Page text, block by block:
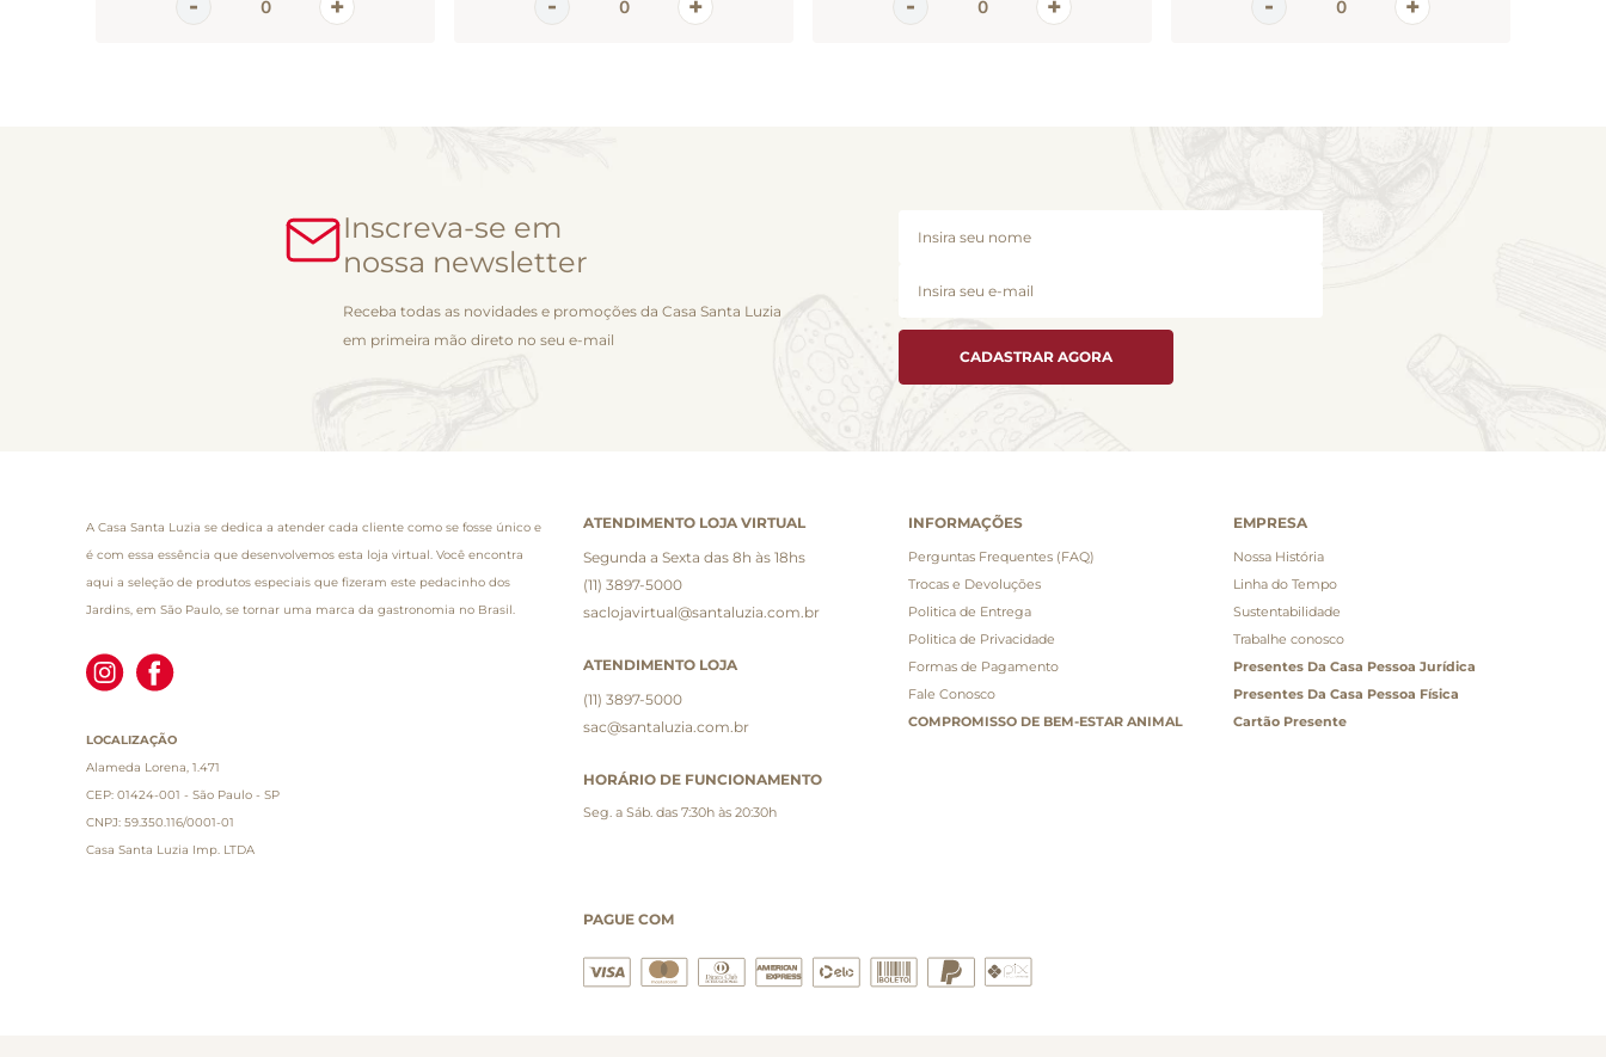
Inscreva-se em
nossa newsletter
Receba todas as novidades e promoções da Casa Santa Luzia
em primeira mão direto no seu e-mail
CADASTRAR AGORA
A Casa Santa Luzia se dedica a atender cada cliente como se fosse único e
é com essa essência que desenvolvemos esta loja virtual. Você encontra
aqui a seleção de produtos especiais que fizeram este pedacinho dos
Jardins, em São Paulo, se tornar uma marca da gastronomia no Brasil.
LOCALIZAÇÃO
Alameda Lorena, 1.471
CEP: 01424-001 - São Paulo - SP
CNPJ: 59.350.116/0001-01
Casa Santa Luzia Imp. LTDA
ATENDIMENTO LOJA VIRTUAL
Segunda a Sexta das 8h às 18hs
(11) 3897-5000
saclojavirtual@santaluzia.com.br
ATENDIMENTO LOJA
(11) 3897-5000
sac@santaluzia.com.br
HORÁRIO DE FUNCIONAMENTO
Seg. a Sáb. das 7:30h às 20:30h
INFORMAÇÕES
Perguntas Frequentes (FAQ)
Trocas e Devoluções
Politica de Entrega
Politica de Privacidade
Formas de Pagamento
Fale Conosco
COMPROMISSO DE BEM-ESTAR ANIMAL
EMPRESA
Nossa História
Linha do Tempo
Sustentabilidade
Trabalhe conosco
Presentes Da Casa Pessoa Jurídica
Presentes Da Casa Pessoa Física
Cartão Presente
PAGUE COM